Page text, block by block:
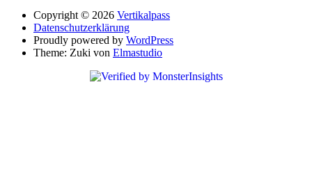
Copyright © 2026 Vertikalpass
Datenschutzerklärung
Proudly powered by WordPress
Theme: Zuki von Elmastudio